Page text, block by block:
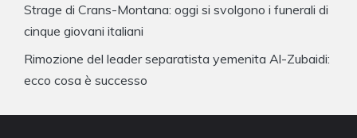
Strage di Crans-Montana: oggi si svolgono i funerali di
cinque giovani italiani
Rimozione del leader separatista yemenita Al-Zubaidi:
ecco cosa è successo